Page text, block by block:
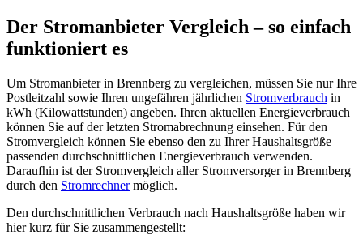
Der Stromanbieter Vergleich – so einfach
funktioniert es
Um Stromanbieter in Brennberg zu vergleichen, müssen Sie nur Ihre
Postleitzahl sowie Ihren ungefähren jährlichen Stromverbrauch in
kWh (Kilowattstunden) angeben. Ihren aktuellen Energieverbrauch
können Sie auf der letzten Stromabrechnung einsehen. Für den
Stromvergleich können Sie ebenso den zu Ihrer Haushaltsgröße
passenden durchschnittlichen Energieverbrauch verwenden.
Daraufhin ist der Stromvergleich aller Stromversorger in Brennberg
durch den Stromrechnermöglich.
Den durchschnittlichen Verbrauch nach Haushaltsgröße haben wir
hier kurz für Sie zusammengestellt: